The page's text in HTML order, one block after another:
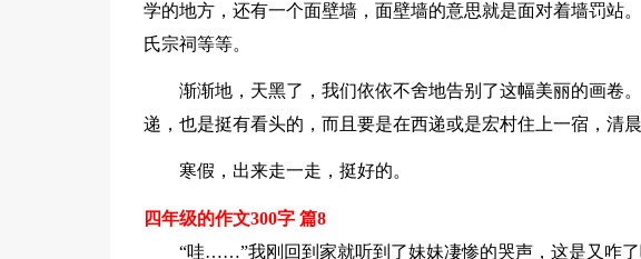
学的地方，还有一个面壁墙，面壁墙的意思就是面对着墙罚站
氏宗祠等等。
渐渐地，天黑了，我们依依不舍地告别了这幅美丽的画卷
递，也是挺有看头的，而且要是在西递或是宏村住上一宿，清
寒假，出来走一走，挺好的。
四年级的作文300字 篇8
“哇……”我刚回到家就听到了妹妹凄惨的哭声，这是又咋了